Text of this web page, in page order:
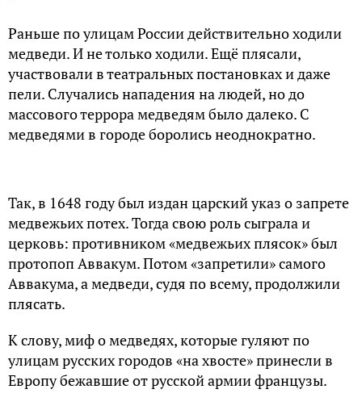
Раньше по улицам России действительно ходили
медведи. И не только ходили. Ещё плясали,
участвовали в театральных постановках и даже
пели. Случались нападения на людей, но до
массового террора медведям было далеко. С
медведями в городе боролись неоднократно.
Так, в 1648 году был издан царский указ о запрете
медвежьих потех. Тогда свою роль сыграла и
церковь: противником «медвежьих плясок» был
протопоп Аввакум. Потом «запретили» самого
Аввакума, а медведи, судя по всему, продолжили
плясать.
К слову, миф о медведях, которые гуляют по
улицам русских городов «на хвосте» принесли в
Европу бежавшие от русской армии французы.